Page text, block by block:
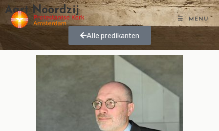
MENU
Aart Noordzij
Alle predikanten